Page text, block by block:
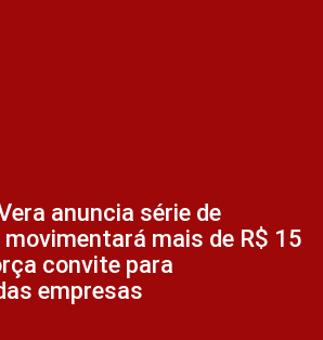
anuncia série de
mais de R$ 15
convite para
empresas